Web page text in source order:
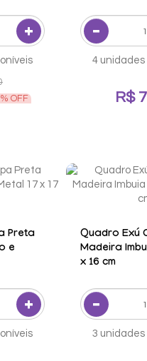
OFF
4 unidades
R$
Preta
e
Quadro Exú
Madeira
x 16 cm
3 unidades